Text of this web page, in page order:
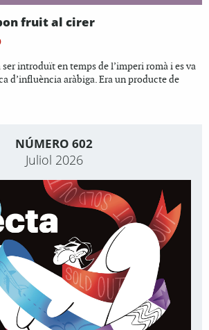
fruit al cirer
introduït en temps de l’imperi romà i es va
d’influència aràbiga. Era un producte de
NÚMERO 602
Juliol 2026